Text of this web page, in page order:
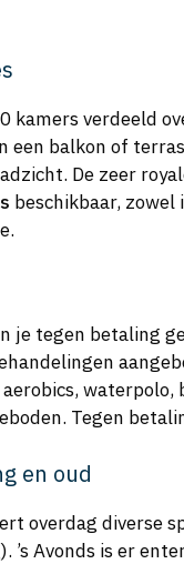
kamers verdeeld
een balkon of
De zeer
beschikbaar,
je tegen betaling
Tegen
en oud
overdag diverse
’s Avonds is er